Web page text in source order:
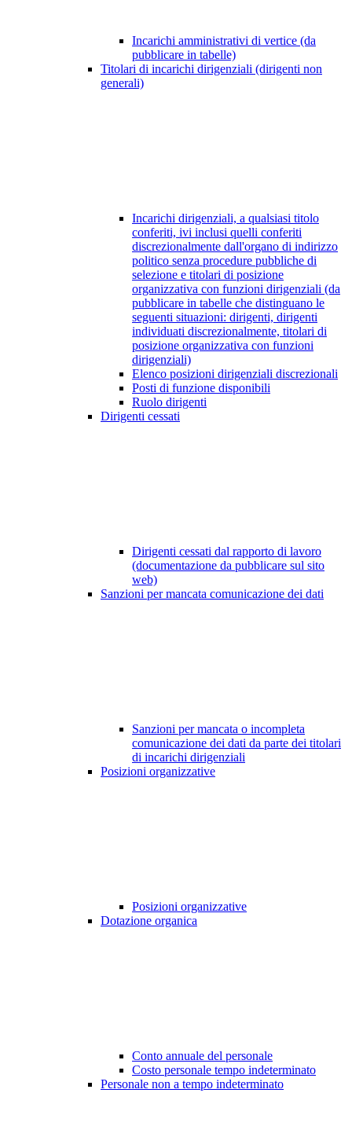
Incarichi amministrativi di vertice (da
pubblicare in tabelle)
Titolari di incarichi dirigenziali (dirigenti non
generali)
Incarichi dirigenziali, a qualsiasi titolo
conferiti, ivi inclusi quelli conferiti
discrezionalmente dall'organo di indirizzo
politico senza procedure pubbliche di
selezione e titolari di posizione
organizzativa con funzioni dirigenziali (da
pubblicare in tabelle che distinguano le
seguenti situazioni: dirigenti, dirigenti
individuati discrezionalmente, titolari di
posizione organizzativa con funzioni
dirigenziali)
Elenco posizioni dirigenziali discrezionali
Posti di funzione disponibili
Ruolo dirigenti
Dirigenti cessati
Dirigenti cessati dal rapporto di lavoro
(documentazione da pubblicare sul sito
web)
Sanzioni per mancata comunicazione dei dati
Sanzioni per mancata o incompleta
comunicazione dei dati da parte dei titolari
di incarichi dirigenziali
Posizioni organizzative
Posizioni organizzative
Dotazione organica
Conto annuale del personale
Costo personale tempo indeterminato
Personale non a tempo indeterminato